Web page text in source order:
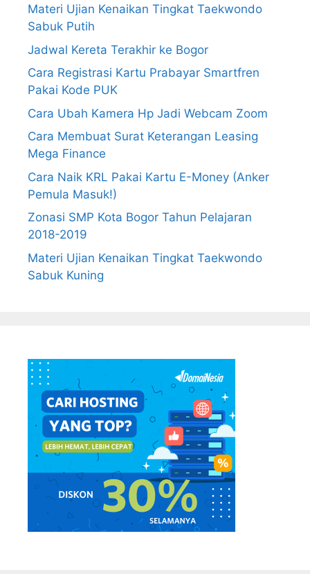
Materi Ujian Kenaikan Tingkat Taekwondo
Sabuk Putih
Jadwal Kereta Terakhir ke Bogor
Cara Registrasi Kartu Prabayar Smartfren
Pakai Kode PUK
Cara Ubah Kamera Hp Jadi Webcam Zoom
Cara Membuat Surat Keterangan Leasing
Mega Finance
Cara Naik KRL Pakai Kartu E-Money (Anker
Pemula Masuk!)
Zonasi SMP Kota Bogor Tahun Pelajaran
2018-2019
Materi Ujian Kenaikan Tingkat Taekwondo
Sabuk Kuning